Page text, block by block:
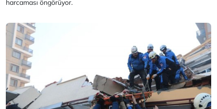
harcaması öngörüyor.